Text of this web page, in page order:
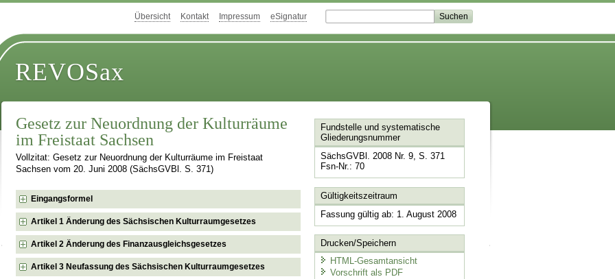
Übersicht Kontakt Impressum eSignatur
REVOSax
Gesetz zur Neuordnung der Kulturräume
im Freistaat Sachsen
Vollzitat: Gesetz zur Neuordnung der Kulturräume im Freistaat
Sachsen vom 20. Juni 2008 (SächsGVBl. S. 371)
Eingangsformel
Artikel 1 Änderung des Sächsischen Kulturraumgesetzes
Artikel 2 Änderung des Finanzausgleichsgesetzes
Artikel 3 Neufassung des Sächsischen Kulturraumgesetzes
Fundstelle und systematische
Gliederungsnummer
SächsGVBl. 2008 Nr. 9, S. 371
Fsn-Nr.: 70
Gültigkeitszeitraum
Fassung gültig ab: 1. August 2008
Drucken/Speichern
HTML-Gesamtansicht
Vorschrift als PDF